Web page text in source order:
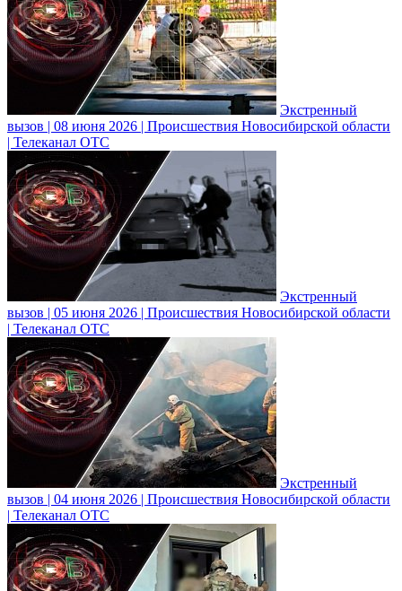
Экстренный
вызов | 08 июня 2026 | Происшествия Новосибирской области
| Телеканал ОТС
Экстренный
вызов | 05 июня 2026 | Происшествия Новосибирской области
| Телеканал ОТС
Экстренный
вызов | 04 июня 2026 | Происшествия Новосибирской области
| Телеканал ОТС